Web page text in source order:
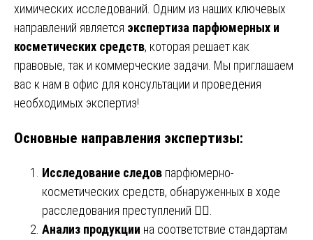
химических исследований. Одним из наших ключевых
направлений является экспертиза парфюмерных и
косметических средств, которая решает как
правовые, так и коммерческие задачи. Мы приглашаем
вас к нам в офис для консультации и проведения
необходимых экспертиз!
Основные направления экспертизы:
Исследование следов парфюмерно-
косметических средств, обнаруженных в ходе
расследования преступлений 🕵️‍♂️.
Анализ продукции на соответствие стандартам